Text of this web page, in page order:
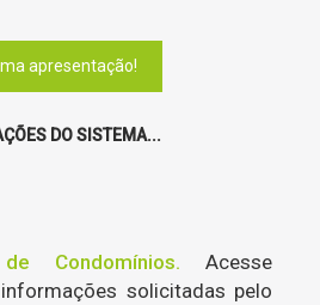
apresentação!
DO SISTEMA...
Condomínios. Acesse
solicitadas pelo